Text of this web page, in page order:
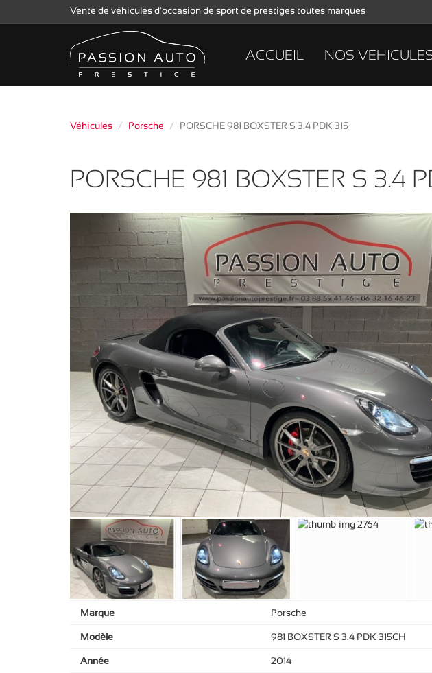
Vente de véhicules d'occasion de sport de prestiges toutes marques
ACCUEIL NOS
Véhicules Porsche PORSCHE 981 BOXSTER S 3.4 PDK 315
PORSCHE 981 BOXSTER S 3.4
Marque Porsche
Modèle 981 BOXSTER S 3.4 PDK 315CH
Année 2014